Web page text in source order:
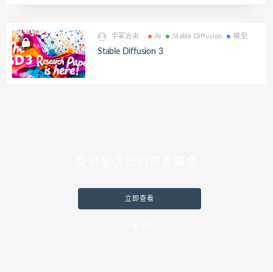
手冢治虫 AI Stable Diffusion 模型
Stable Diffusion 3
立即查看